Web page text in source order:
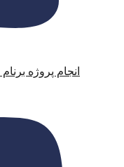
انجام پروژه